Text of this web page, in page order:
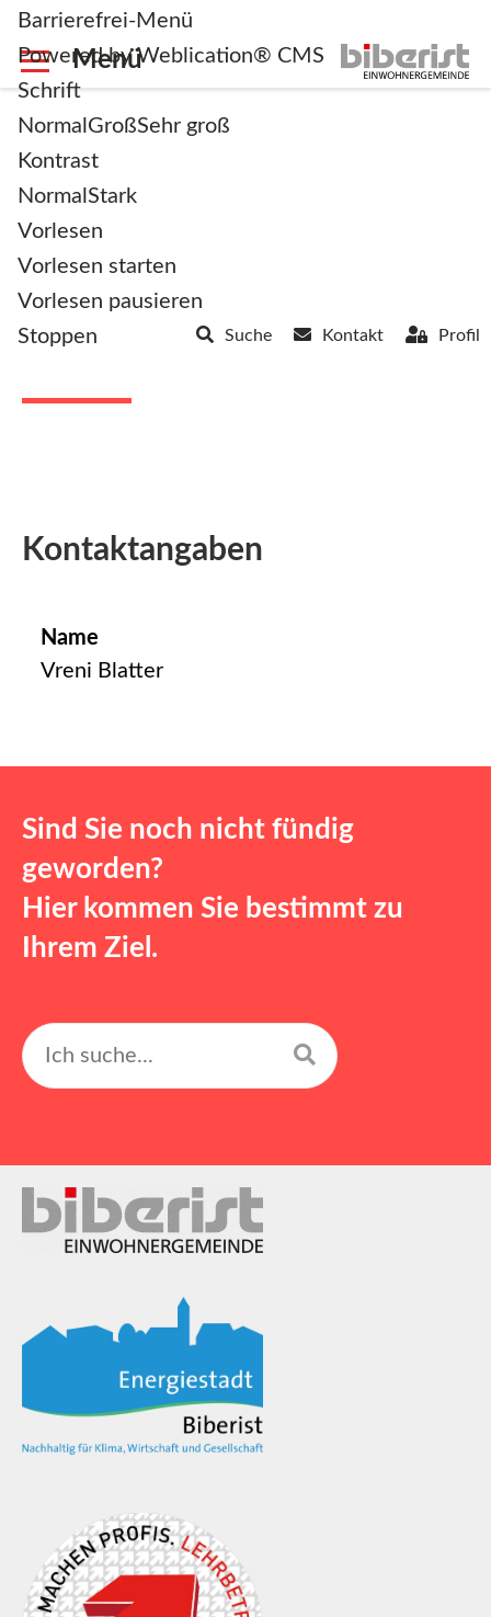
Barrierefrei-Menü
Powered by Weblication® CMS
Schrift
Normal GroßSehr groß
Kontrast
Normal Stark
Vorlesen
Vorlesen starten
Vorlesen pausieren
Stoppen
Profil
Kontakt
Suche
Spielgruppe
Ämmefröschli
Kontaktangaben
Name
Vreni Blatter
Sind Sie noch nicht fündig
geworden?
Hier kommen Sie bestimmt zu
Ihrem Ziel.